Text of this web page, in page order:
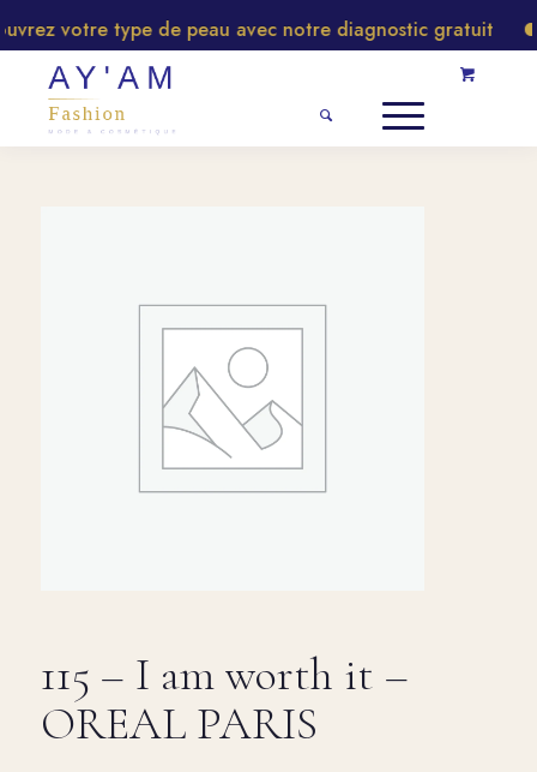
votre type de peau avec notre diagnostic gratuit
115 – I am worth it –
OREAL PARIS